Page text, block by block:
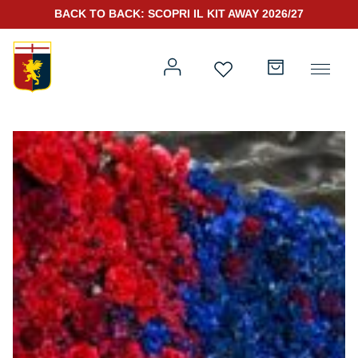
Prima squadra
Prima squadra
Genoa for Special
Kit Gara 2026/27
Training
Rappresentanza
Kit Gara 25/26
BACK TO BACK: SCOPRI IL KIT AWAY 2026/27